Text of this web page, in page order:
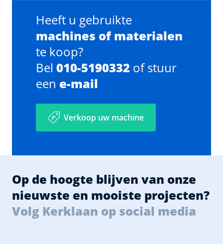
Heeft u gebruikte
machines of materialen
te koop?
Bel 010-5190332 of stuur
een e-mail
Verkoop uw machine
Op de hoogte blijven van onze
nieuwste en mooiste projecten?
Volg Kerklaan op social media